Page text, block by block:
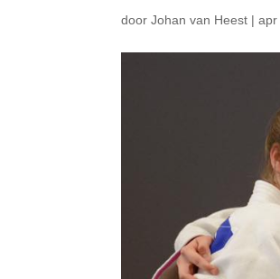
doorJohan van Heest |apr